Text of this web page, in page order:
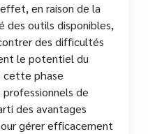
en raison de la
des outils disponibles,
des difficultés
le potentiel du
cette phase
de
des avantages
gérer efficacement